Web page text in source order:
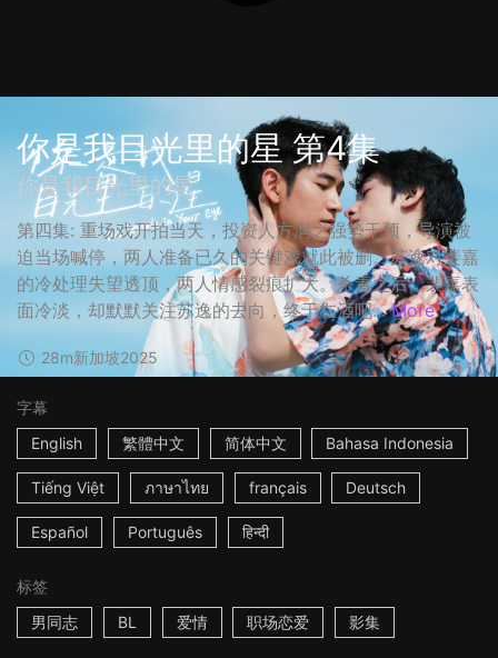
你是我目光里的星 第4集
你是我目光里的星
第四集: 重场戏开拍当天，投资人方润之强势干预，导演被
迫当场喊停，两人准备已久的关键戏就此被删。苏逸对裴嘉
的冷处理失望透顶，两人情感裂痕扩大。杀青之后，裴嘉表
面冷淡，却默默关注苏逸的去向，终于在酒吧... More
28m新加坡2025
字幕
English
繁體中文 简体中文 Bahasa Indonesia
Tiếng Việt ภาษาไทย français Deutsch
Español Português हिन्दी
标签
男同志
BL 爱情 职场恋爱 影集